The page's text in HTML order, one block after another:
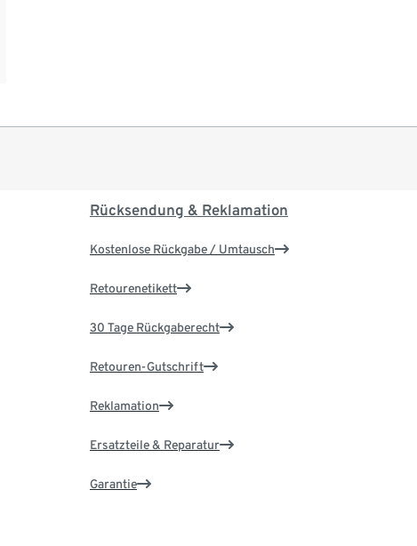
Rücksendung & Reklamation
Kostenlose Rückgabe / Umtausch
Retourenetikett
30 Tage Rückgaberecht
Retouren-Gutschrift
Reklamation
Ersatzteile & Reparatur
Garantie